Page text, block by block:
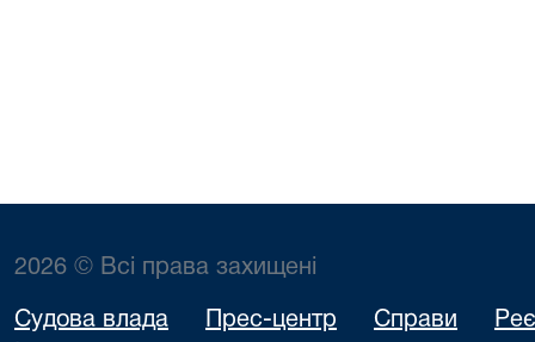
2026 © Всі права захищені
Судова влада Прес-центр Справи